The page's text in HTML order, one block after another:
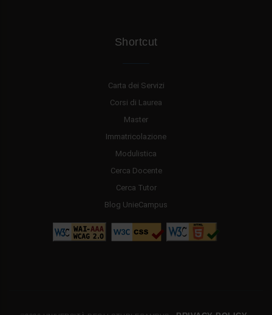
Shortcut
Carta dei Servizi
Corsi di Laurea
Master
Immatricolazione
Modulistica
Cerca Docente
Cerca Tutor
Blog UnieCampus